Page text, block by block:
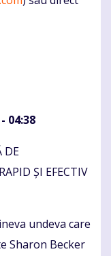
04:38
DE
ȘI EFECTIV
undeva care
Sharon Becker